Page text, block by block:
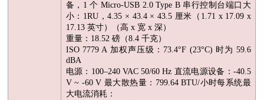
备， 1个 Micro-USB 2.0 Type B 串行控制台端口大
小： 1RU ，4.35 × 43.4 × 43.5 厘米（ 1.71 x 17.09 x
17.13 英寸）（高 x 宽x 深）
重量： 18.52 磅（8.4 千克）
ISO 7779 A 加权声压级： 73.4°F (23°C) 时为 59.6
dBA
电源： 100–240 VAC 50/60 Hz 直流电源设备： -40.5
V ~ -60 V 最大散热量： 799.64 BTU/小时每系统最
大电流消耗：